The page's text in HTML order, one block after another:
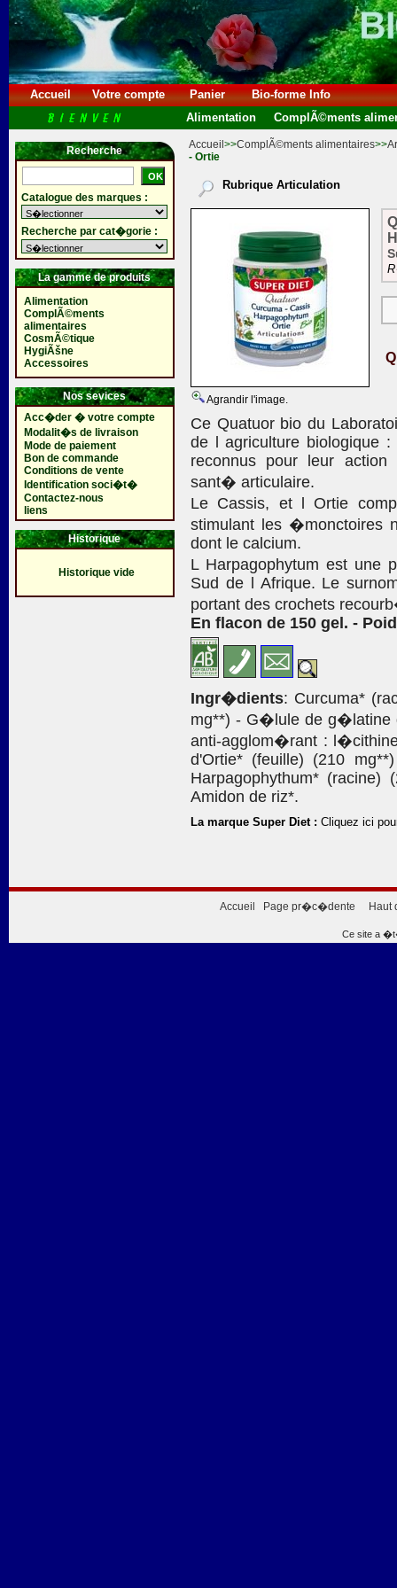
Accueil Votre compte Panier
Bio-forme Info
Alimentation
ComplÃ©ments
Recherche
Catalogue des marques :
Recherche par cat�gorie :
La gamme de produits
Alimentation
ComplÃ©ments
alimentaires
CosmÃ©tique
HygiÃšne
Accessoires
Nos sevices
Acc�der � votre compte
Modalit�s de livraison
Mode de paiement
Bon de commande
Conditions de vente
Identification soci�t�
Contactez-nous
liens
Historique
Historique vide
Accueil >>ComplÃ©ments alimentaires>>
- Ortie
Rubrique Articulation
Agrandir l'image.
Ce Quatuor bio du
de l agriculture biologique
reconnus pour leur
sant� articulaire.
Le Cassis, et l Ortie
stimulant les �monctoires
dont le calcium.
L Harpagophytum est une
Sud de l Afrique. Le
portant des crochets
En flacon de 150 gel. -
Ingr�dients: Curcuma*
mg**) - G�lule de g�latine
anti-agglom�rant :
d'Ortie* (feuille) (210
Harpagophythum* (racine)
Amidon de riz*.
La marque Super Diet : Cliquez ici
Accueil Page pr�c�dente Haut
Ce site a